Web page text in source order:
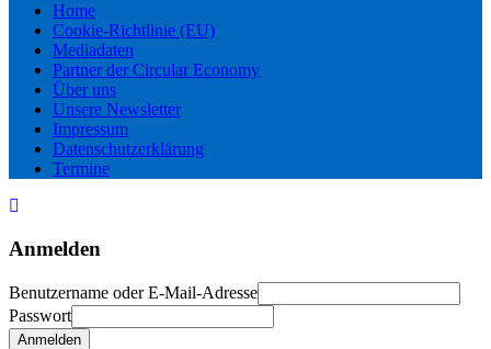
Home
Cookie-Richtlinie (EU)
Mediadaten
Partner der Circular Economy
Über uns
Unsere Newsletter
Impressum
Datenschutzerklärung
Termine
Anmelden
Benutzername oder E-Mail-Adresse
Passwort
Anmelden